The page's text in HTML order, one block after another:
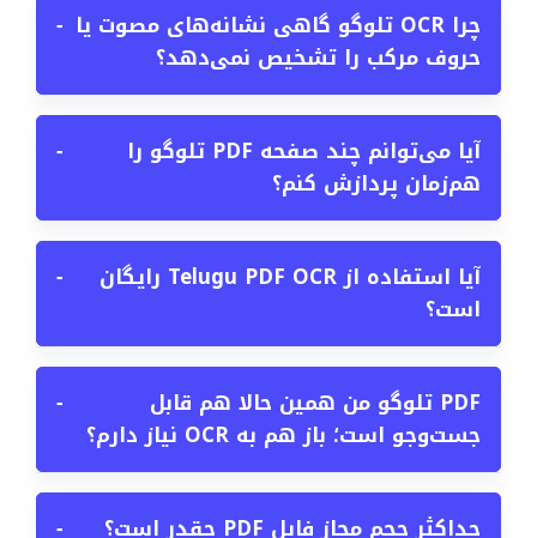
چرا OCR تلوگو گاهی نشانه‌های مصوت یا
حروف مرکب را تشخیص نمی‌دهد؟
−
آیا می‌توانم چند صفحه PDF تلوگو را
هم‌زمان پردازش کنم؟
−
آیا استفاده از Telugu PDF OCR رایگان
است؟
−
PDF تلوگو من همین حالا هم قابل
جست‌وجو است؛ باز هم به OCR نیاز دارم؟
−
حداکثر حجم مجاز فایل PDF چقدر است؟ −